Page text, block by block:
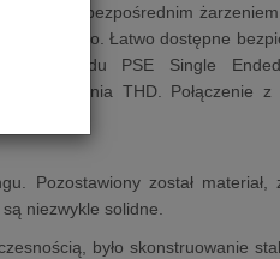
300B z bezpośrednim
logo. Łatwo dostępne
układu PSE Single
THD. Połączenie z
cenie.
Pozostawiony został materiał,
niezwykle solidne.
było skonstruowanie